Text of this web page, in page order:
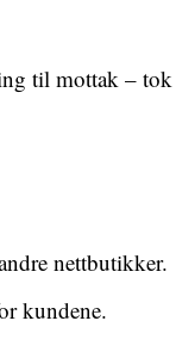
til mottak – tok
nettbutikker.
kundene.